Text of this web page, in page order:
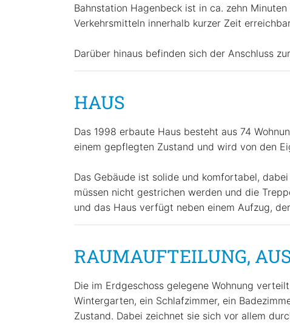
Bahnstation Hagenbeck ist in ca. zehn
Verkehrsmitteln innerhalb kurzer Zeit
Darüber hinaus befinden sich der Anschluss
HAUS
Das 1998 erbaute Haus besteht aus 74
einem gepflegten Zustand und wird von den
Das Gebäude ist solide und komfortabel,
müssen nicht gestrichen werden und die
und das Haus verfügt neben einem Aufzug,
RAUMAUFTEILUNG‚
Die im Erdgeschoss gelegene Wohnung
Wintergarten, ein Schlafzimmer, ein
Zustand. Dabei zeichnet sie sich vor allem